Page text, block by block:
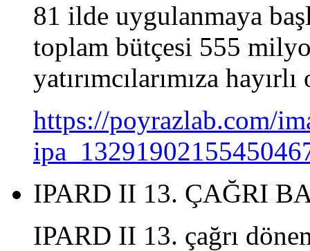
81 ilde uygulanmaya
toplam bütçesi 555
yatırımcılarımıza
https://poyrazlab.com/
IPARD II 13. ÇAĞRI
IPARD II 13. çağrı